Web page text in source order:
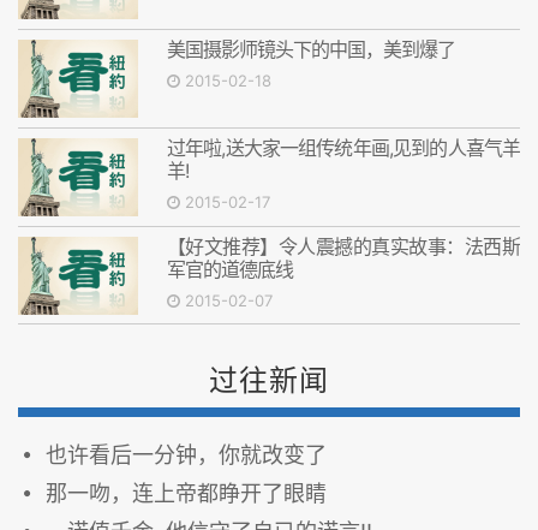
美国摄影师镜头下的中国，美到爆了
2015-02-18
过年啦,送大家一组传统年画,见到的人喜气羊
羊!
2015-02-17
【好文推荐】令人震撼的真实故事：法西斯
军官的道德底线
2015-02-07
过往新闻
也许看后一分钟，你就改变了
那一吻，连上帝都睁开了眼睛